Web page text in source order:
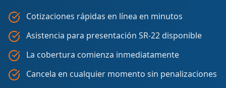
Cotizaciones rápidas en línea en minutos
Asistencia para presentación SR-22 disponible
La cobertura comienza inmediatamente
Cancela en cualquier momento sin penalizaciones